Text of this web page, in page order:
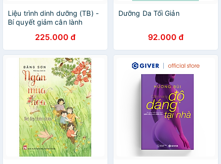
Liệu trình dinh dưỡng (TB) -
Bí quyết giảm cân lành
225.000 đ
Dưỡng Da Tối Giản
92.000 đ